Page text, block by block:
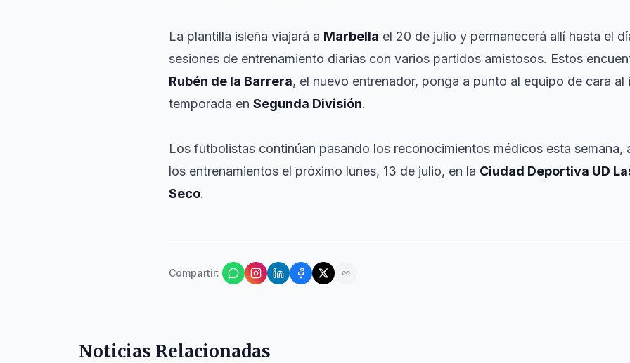
La plantilla isleña viajará a Marbella el 20 de julio y permanecerá allí hasta el
sesiones de entrenamiento diarias con varios partidos amistosos. Estos
Rubén de la Barrera, el nuevo entrenador, ponga a punto al equipo de cara al
temporada en Segunda División.
Los futbolistas continúan pasando los reconocimientos médicos esta semana,
los entrenamientos el próximo lunes, 13 de julio, en la Ciudad Deportiva UD
Seco.
Compartir:
Noticias Relacionadas